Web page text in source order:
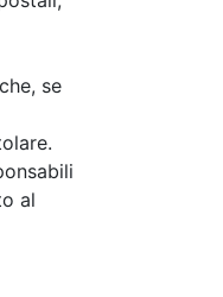
se
al